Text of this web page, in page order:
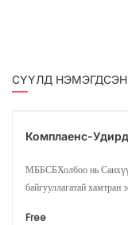
СҮҮЛД НЭМЭГДСЭН
Комплаенс-
МББСБХолбоо нь
байгууллагатай хамтран
Free